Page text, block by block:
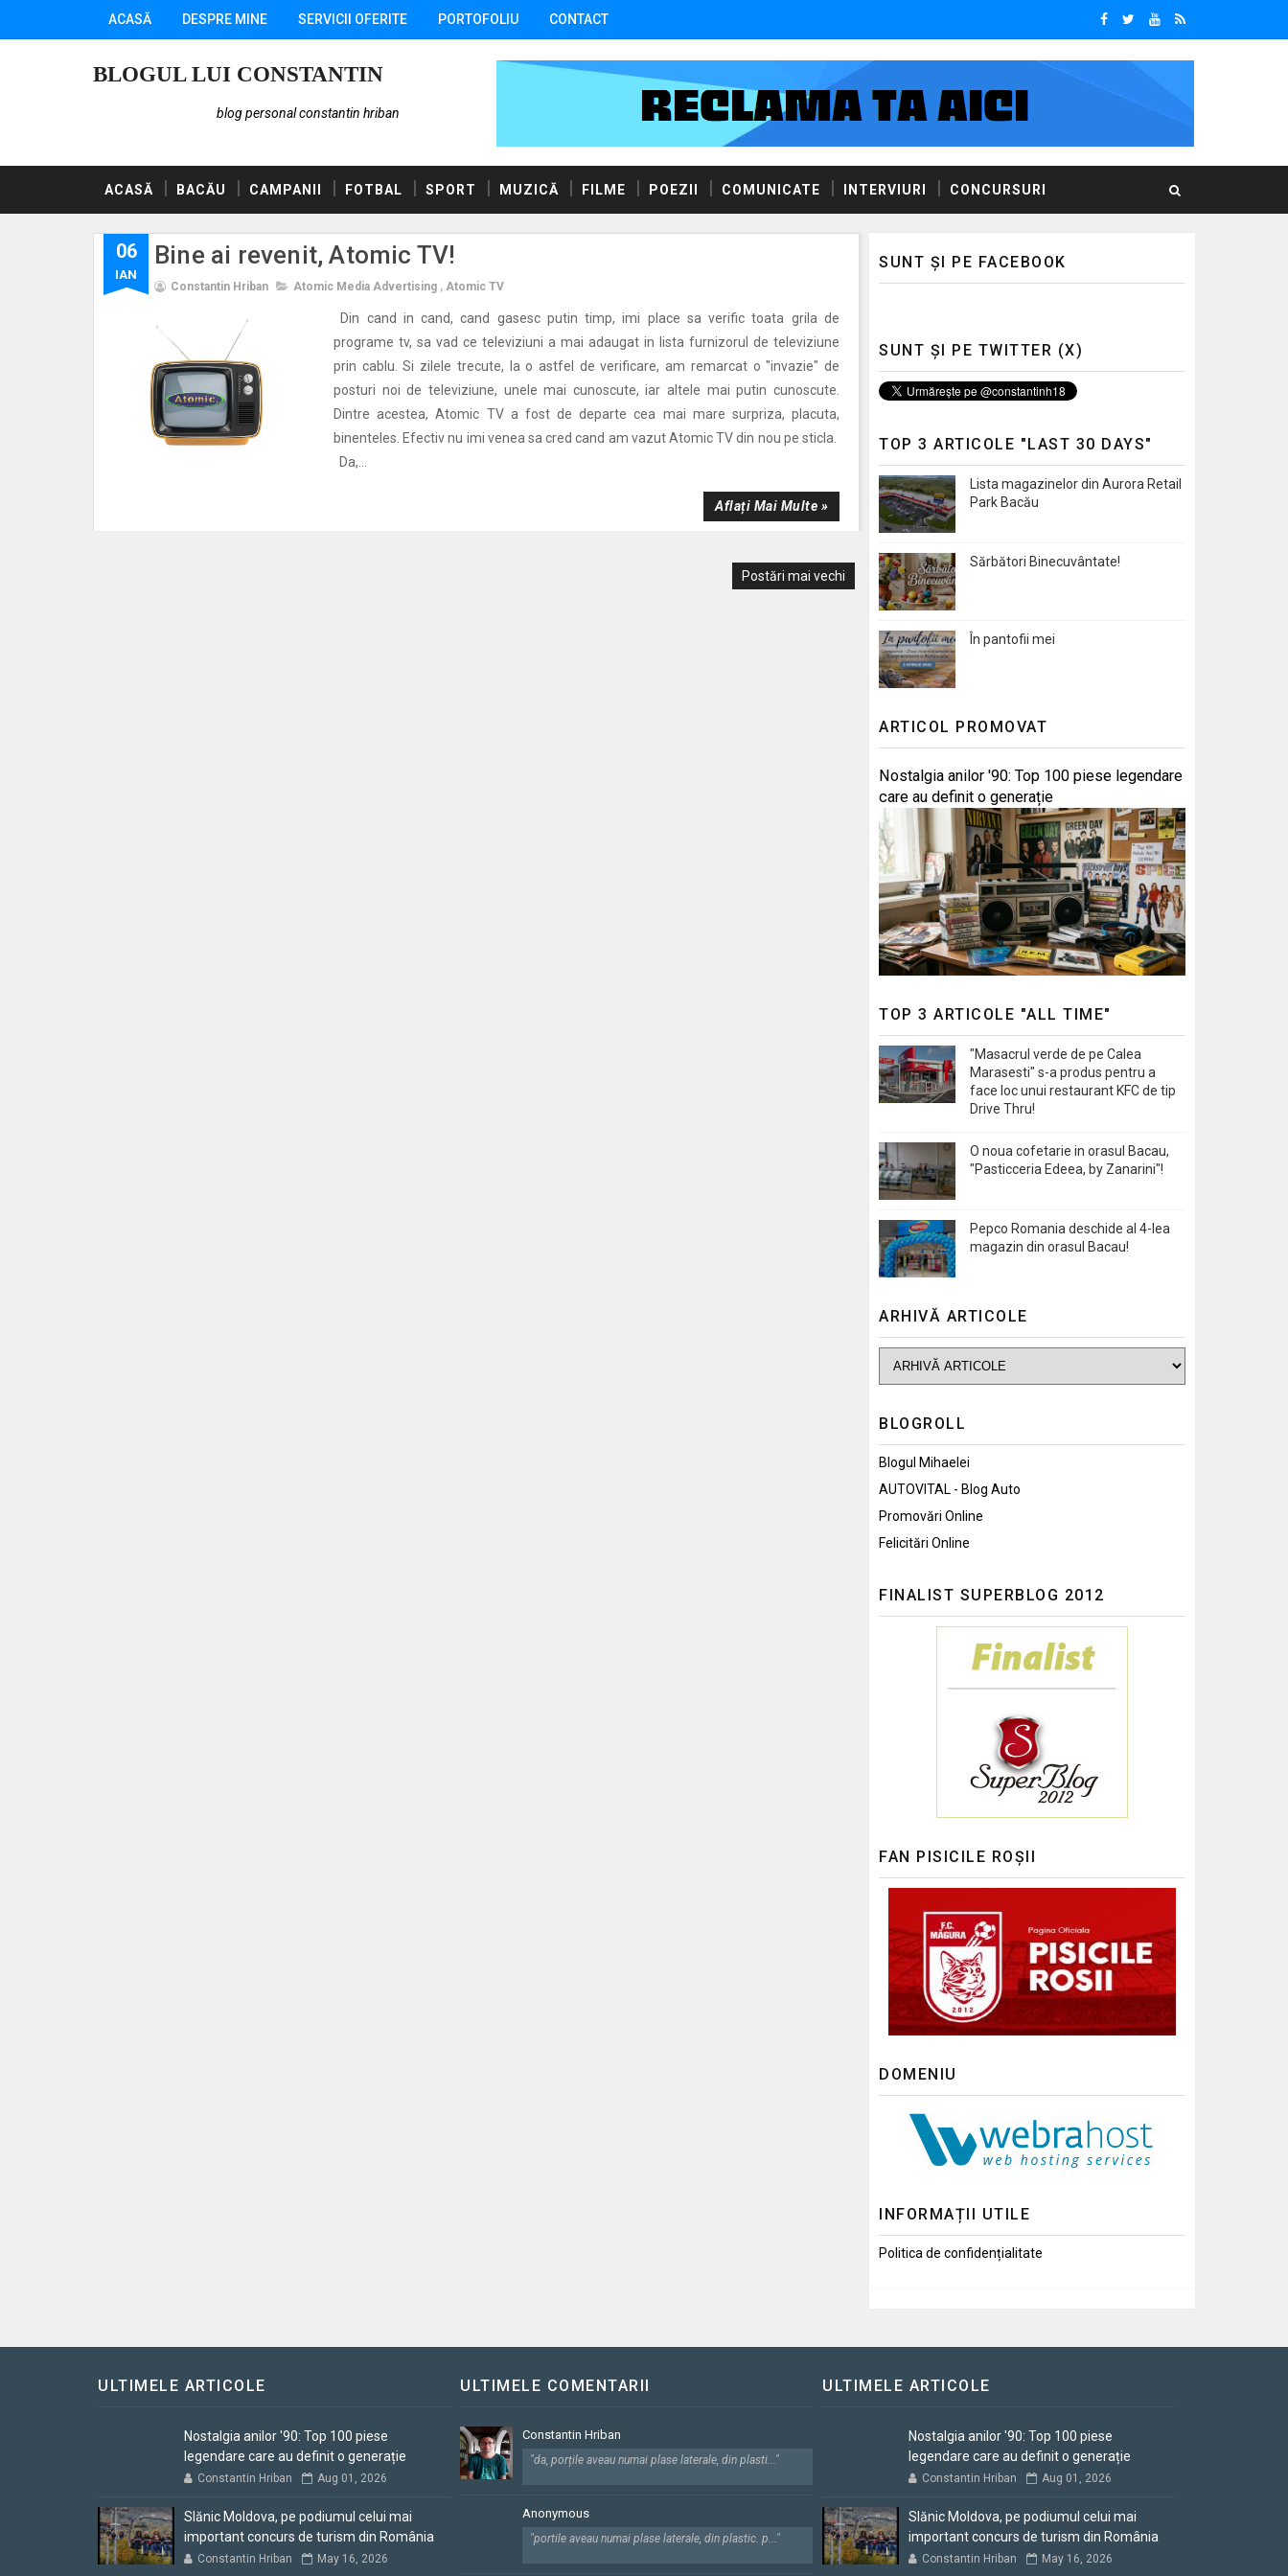
ACASĂ DESPRE MINE SERVICII OFERITE PORTOFOLIU CONTACT
BLOGUL LUI CONSTANTIN
blog personal constantin hriban
ACASĂ BACĂU CAMPANII FOTBAL SPORT MUZICĂ FILME POEZII COMUNICATE INTERVIURI CONCURSURI
06
IAN
Bine ai revenit, Atomic TV!
Constantin Hriban Atomic Media Advertising , Atomic TV
Din cand in cand, cand gasesc putin timp, imi place sa verific toata grila de
programe tv, sa vad ce televiziuni a mai adaugat in lista furnizorul de televiziune
prin cablu. Si zilele trecute, la o astfel de verificare, am remarcat o "invazie" de
posturi noi de televiziune, unele mai cunoscute, iar altele mai putin cunoscute.
Dintre acestea, Atomic TV a fost de departe cea mai mare surpriza, placuta,
binenteles. Efectiv nu imi venea sa cred cand am vazut Atomic TV din nou pe sticla.
Da,...
Aflați Mai Multe »
Postări mai vechi
SUNT ȘI PE FACEBOOK
SUNT ȘI PE TWITTER (X)
TOP 3 ARTICOLE "LAST 30 DAYS"
Lista magazinelor din Aurora Retail
Park Bacău
Sărbători Binecuvântate!
În pantofii mei
ARTICOL PROMOVAT
Nostalgia anilor '90: Top 100 piese legendare
care au definit o generație
TOP 3 ARTICOLE "ALL TIME"
"Masacrul verde de pe Calea
Marasesti" s-a produs pentru a
face loc unui restaurant KFC de tip
Drive Thru!
O noua cofetarie in orasul Bacau,
"Pasticceria Edeea, by Zanarini"!
Pepco Romania deschide al 4-lea
magazin din orasul Bacau!
ARHIVĂ ARTICOLE
BLOGROLL
Blogul Mihaelei
AUTOVITAL - Blog Auto
Promovări Online
Felicitări Online
FINALIST SUPERBLOG 2012
FAN PISICILE ROȘII
DOMENIU
INFORMAȚII UTILE
Politica de confidențialitate
ULTIMELE ARTICOLE
Nostalgia anilor '90: Top 100 piese
legendare care au definit o generație
Constantin Hriban Aug 01, 2026
Slănic Moldova, pe podiumul celui mai
important concurs de turism din România
Constantin Hriban May 16, 2026
ULTIMELE COMENTARII
Constantin Hriban
"da, porțile aveau numai plase laterale, din plasti..."
Anonymous
"portile aveau numai plase laterale, din plastic. p..."
ULTIMELE ARTICOLE
Nostalgia anilor '90: Top 100 piese
legendare care au definit o generație
Constantin Hriban Aug 01, 2026
Slănic Moldova, pe podiumul celui mai
important concurs de turism din România
Constantin Hriban May 16, 2026